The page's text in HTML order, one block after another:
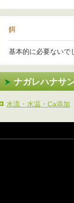
餌
基本的に必要ないで
ナガレハナサ
水流・水温・Ca添加